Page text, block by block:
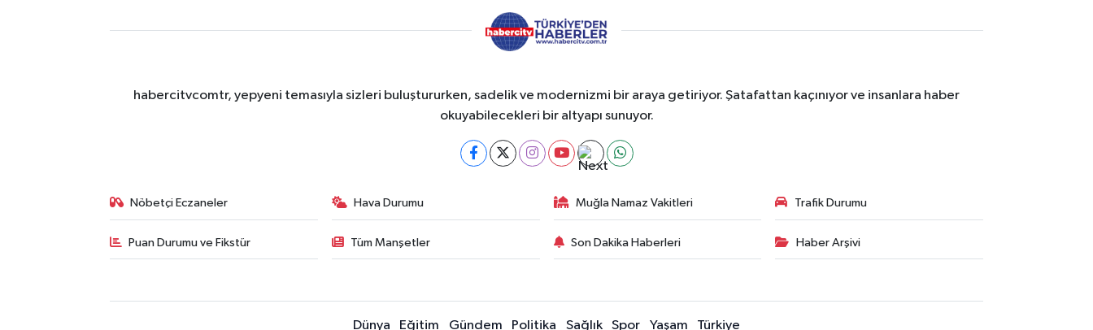
habercitvcomtr, yepyeni temasıyla sizleri buluştururken, sadelik ve modernizmi bir araya getiriyor. Şatafattan kaçınıyor ve insanlara haber
okuyabilecekleri bir altyapı sunuyor.
Nöbetçi Eczaneler Hava Durumu Muğla Namaz Vakitleri Trafik Durumu
Puan Durumu ve Fikstür Tüm Manşetler Son Dakika Haberleri Haber Arşivi
Dünya Eğitim Gündem Politika Sağlık Spor Yaşam Türkiye